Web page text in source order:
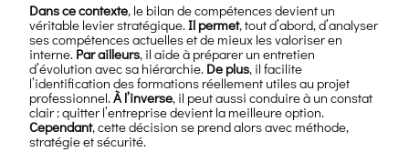
Dans ce contexte, le bilan de compétences devient un
véritable levier stratégique.Il permet, tout d’abord, d’analyser
ses compétences actuelles et de mieux les valoriser en
interne. Par ailleurs, il aide à préparer un entretien
d’évolution avec sa hiérarchie. De plus, il facilite
l’identification des formations réellement utiles au projet
professionnel.À l’inverse, il peut aussi conduire à un constat
clair : quitter l’entreprise devient la meilleure option.
Cependant, cette décision se prend alors avec méthode,
stratégie et sécurité.